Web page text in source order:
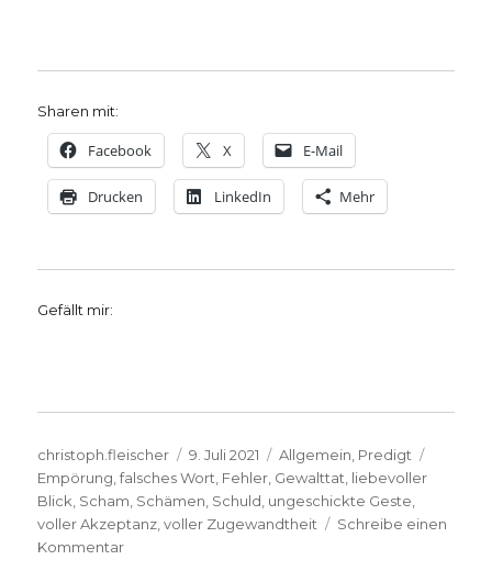
Sharen mit:
Facebook X E-Mail
Drucken LinkedIn Mehr
Gefällt mir:
Autor
christoph.fleischer
Veröffentlicht
am
9. Juli 2021 Kategorien
Allgemein, Predigt
Empörung,falsches Wort, Fehler, Gewalttat, liebevoller
Blick, Scham, Schämen, Schuld, ungeschickte Geste,
voller Akzeptanz,voller Zugewandtheit
Schreibe einen
Kommentarzu